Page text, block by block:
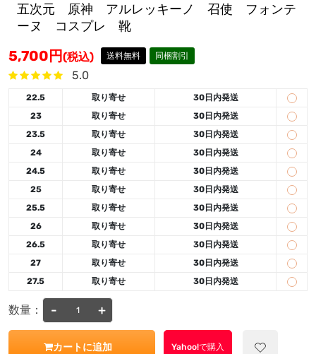
五次元 原神 アルレッキーノ 召使 フォンテ
ーヌ コスプレ 靴
5,700 円(税込) 送料無料 同梱割引
5.0
22.5 取り寄せ
30日内発送
23
取り寄せ
30日内発送
23.5
取り寄せ
30日内発送
24
取り寄せ
30日内発送
24.5
取り寄せ
30日内発送
25
取り寄せ
30日内発送
25.5
取り寄せ
30日内発送
26
取り寄せ
30日内発送
26.5
取り寄せ
30日内発送
27
取り寄せ
30日内発送
27.5
取り寄せ 30日内発送
数量： - +
カートに追加 Yahoo!で購入